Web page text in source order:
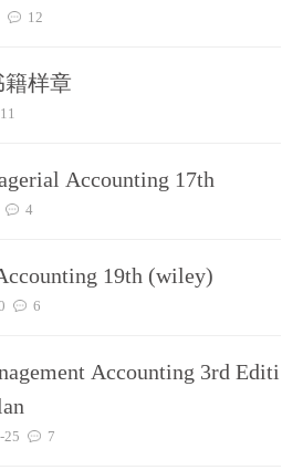
12
样章
11
Accounting 17th
4
19th (wiley)
6
Accounting 3rd Editi
25 7